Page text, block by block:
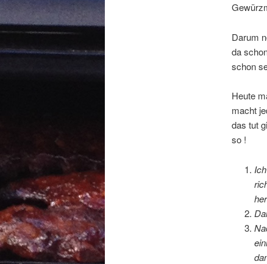
Darum
da
schon
Heute
macht
das tut
so !